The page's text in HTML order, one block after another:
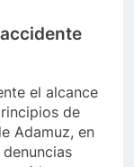
el alcance
de
Adamuz, en